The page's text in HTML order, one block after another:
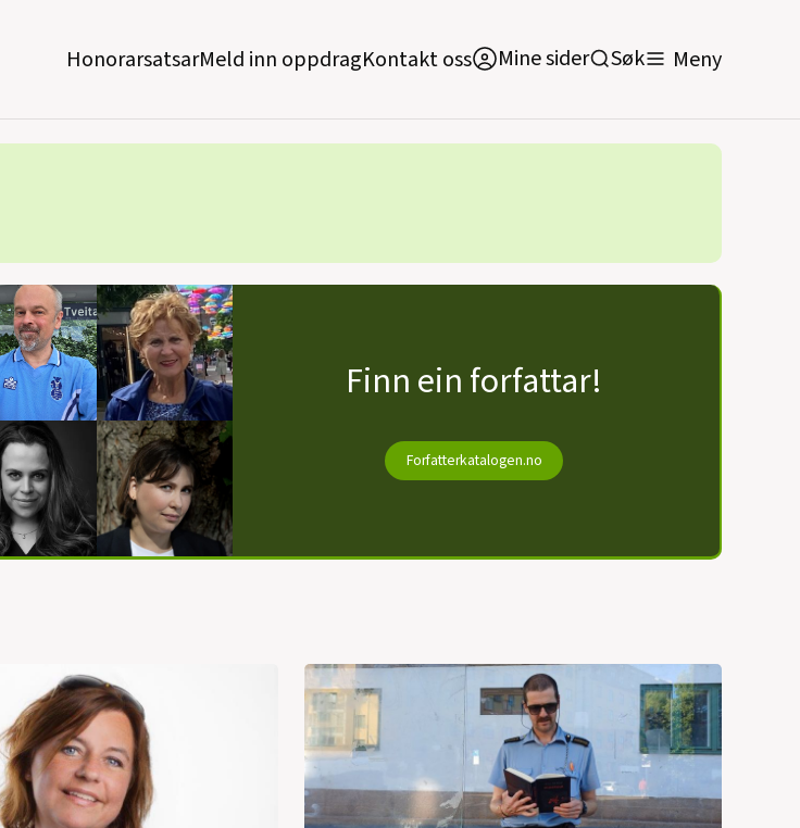
HonorarsatsarMeld inn oppdragKontakt oss Mine sider Søk Meny
HonorarsatsarMeld inn oppdragKontakt oss Mine sider Søk Meny
Finn ein forfattar!
Forfatterkatalogen.no